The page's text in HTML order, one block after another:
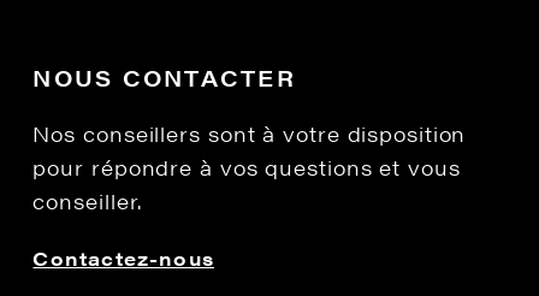
NOUS CONTACTER
Nos conseillers sont à votre disposition
pour répondre à vos questions et vous
conseiller.
Contactez-nous